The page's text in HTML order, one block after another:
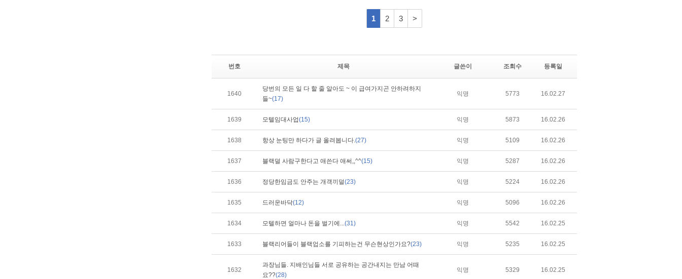
번호 제목 글쓴이 조회수 등록일
1640
당번의 모든 일 다 할 줄 알아도 ~ 이 급여가지곤 안하려하지
들~(17)
익명 5773 16.02.27
1639 모텔임대사업(15) 익명 5873 16.02.26
1638 항상 눈팅만 하다가 글 올려봅니다.(27) 익명 5109 16.02.26
1637 블랙덜 사람구한다고 애쓴다 애써,,^^(15) 익명 5287 16.02.26
1636 정당한임금도 안주는 개객끼덜(23) 익명 5224 16.02.26
1635 드러운바닥(12) 익명 5096 16.02.26
1634 모텔하면 얼마나 돈을 벌기에...(31) 익명 5542 16.02.25
1633 블랙리어들이 블랙업소를 기피하는건 무슨현상인가요?(23) 익명 5235 16.02.25
1632
과장님들. 지배인님들 서로 공유하는 공간내지는 만남 어때
요??(28)
익명 5329 16.02.25